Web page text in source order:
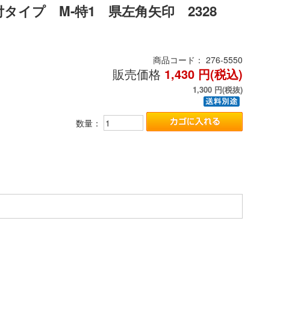
タイプ M-特1 県左角矢印 2328
商品コード： 276-5550
販売価格 1,430 円(税込)
1,300 円(税抜)
数量：